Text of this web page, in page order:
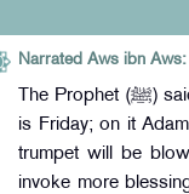
Narrated Aws ibn Aws:
The Prophet (ﷺ) said: Among the most excellent of your days
is Friday; on it
trumpet will be
invoke more